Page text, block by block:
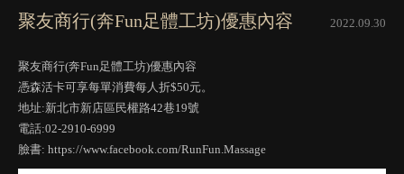
聚友商行(奔Fun足體工坊)優惠內容 2022.09.30
聚友商行(奔Fun足體工坊)優惠內容
憑森活卡可享每單消費每人折$50元。
地址:新北市新店區民權路42巷19號
電話:02-2910-6999
臉書: https://www.facebook.com/RunFun.Massage